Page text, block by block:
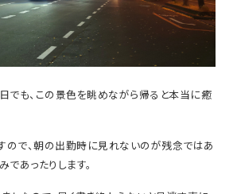
でも、この景色を眺めながら帰ると本当に癒
ので、朝の出勤時に見れないのが残念ではあ
であったりします。